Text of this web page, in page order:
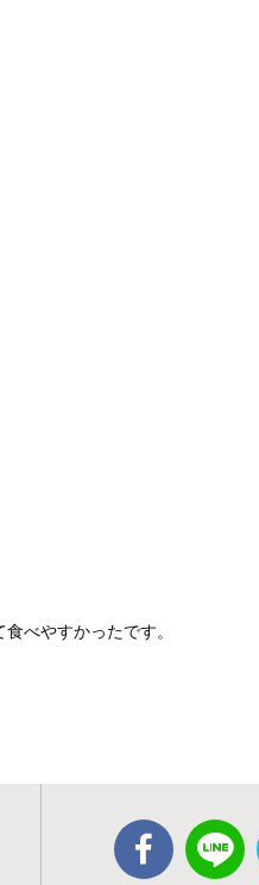
べやすかったです。